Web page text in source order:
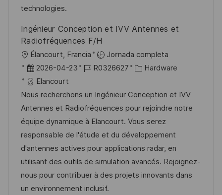
u
l
a
c
n
technologies.
Ingénieur Conception et IVV Antennes et
Radiofréquences F/H
U
b
c
a
c
i
ó
n
Élancourt, Francia
Jornada completa
F
e
c
h
a
d
e
p
u
b
2026-04-23
I
d
e
e
m
p
e
o
R0326627
C
t
e
g
o
r
í
a
Hardware
Elancourt
Nous recherchons un Ingénieur Conception et IVV
Antennes et Radiofréquences pour rejoindre notre
équipe dynamique à Elancourt. Vous serez
responsable de l'étude et du développement
d'antennes actives pour applications radar, en
utilisant des outils de simulation avancés. Rejoignez-
nous pour contribuer à des projets innovants dans
un environnement inclusif.